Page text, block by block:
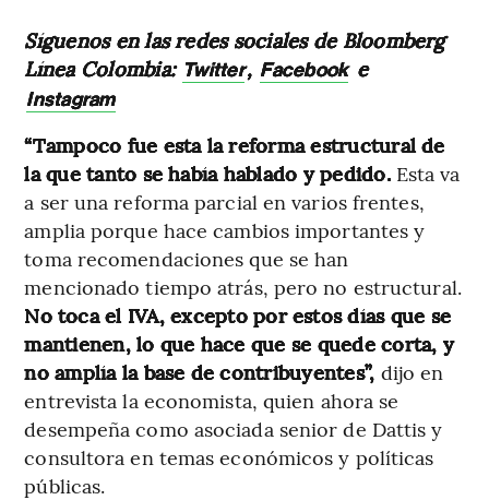
Síguenos en las redes sociales de Bloomberg
Línea Colombia: Twitter, Facebook e
Instagram
“Tampoco fue esta la reforma estructural de
la que tanto se había hablado y pedido.Esta va
a ser una reforma parcial en varios frentes,
amplia porque hace cambios importantes y
toma recomendaciones que se han
mencionado tiempo atrás, pero no estructural.
No toca el IVA, excepto por estos días que se
mantienen, lo que hace que se quede corta, y
no amplía la base de contribuyentes”, dijo en
entrevista la economista, quien ahora se
desempeña como asociada senior de Dattis y
consultora en temas económicos y políticas
públicas.